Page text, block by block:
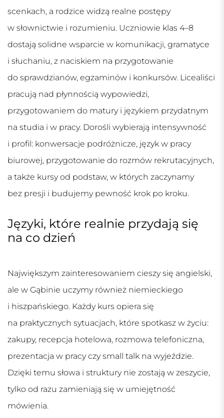
scenkach, a rodzice widzą realne postępy
w słownictwie i rozumieniu. Uczniowie klas 4–8
dostają solidne wsparcie w komunikacji, gramatyce
i słuchaniu, z naciskiem na przygotowanie
do sprawdzianów, egzaminów i konkursów. Licealiści
pracują nad płynnością wypowiedzi,
przygotowaniem do matury i językiem przydatnym
na studia i w pracy. Dorośli wybierają intensywność
i profil: konwersacje podróżnicze, język w pracy
biurowej, przygotowanie do rozmów rekrutacyjnych,
a także kursy od podstaw, w których zaczynamy
bez presji i budujemy pewność krok po kroku.
Języki, które realnie przydają się
na co dzień
Największym zainteresowaniem cieszy się angielski,
ale w Gąbinie uczymy również niemieckiego
i hiszpańskiego. Każdy kurs opiera się
na praktycznych sytuacjach, które spotkasz w życiu:
zakupy, recepcja hotelowa, rozmowa telefoniczna,
prezentacja w pracy czy small talk na wyjeździe.
Dzięki temu słowa i struktury nie zostają w zeszycie,
tylko od razu zamieniają się w umiejętność
mówienia.